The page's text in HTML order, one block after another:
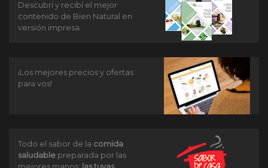
Descubrí y recibí el mejor
contenido de Bien Natural en
versión impresa
¡Los mejores precios y ofertas
para vos!
Todo el sabor de la comida
saludable preparada por las